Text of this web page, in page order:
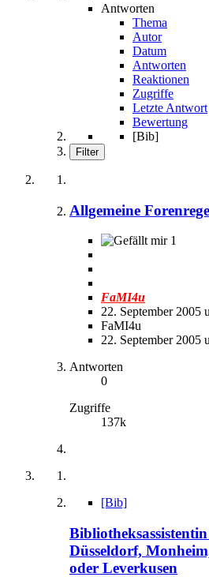
Antworten
Thema
Autor
Datum
Antworten
Reaktionen
Zugriffe
Letzte Antwort
Bewertung
[Bib]
Filter
Allgemeine
1
FaMI4u
22. September 2005
FaMI4u
22. September 2005
Antworten
0
Zugriffe
137k
[Bib]
Düsseldorf,
oder Leverkusen